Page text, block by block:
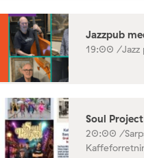
Jazzpub
19:00 /Jazz
Soul
20:00 /